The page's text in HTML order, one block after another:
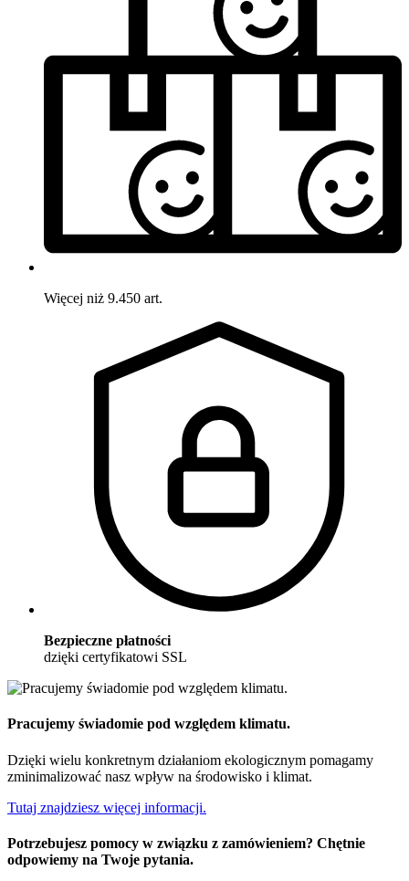
Więcej niż 9.450 art.
Bezpieczne płatności
dzięki certyfikatowi SSL
Pracujemy świadomie pod względem klimatu.
Dzięki wielu konkretnym działaniom ekologicznym pomagamy
zminimalizować nasz wpływ na środowisko i klimat.
Tutaj znajdziesz więcej informacji.
Potrzebujesz pomocy w związku z zamówieniem? Chętnie
odpowiemy na Twoje pytania.